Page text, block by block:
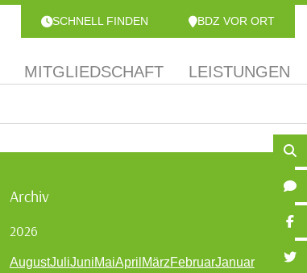
SCHNELL FINDEN BDZ VOR ORT
MITGLIEDSCHAFT LEISTUNGEN
Archiv
2026
AugustJuliJuniMaiApril MärzFebruarJanuar